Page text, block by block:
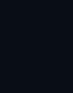
e limpeza
para